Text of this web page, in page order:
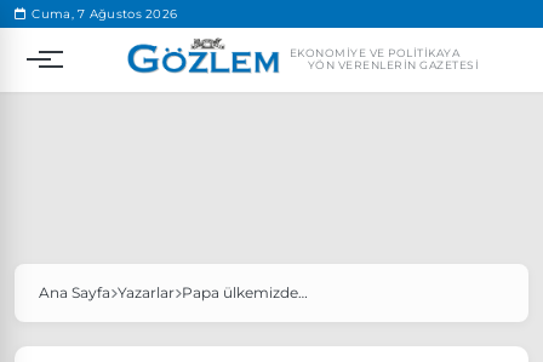
Cuma, 7 Ağustos 2026
EKONOMIYE VE POLITIKAYA
YÖN VERENLERIN GAZETESI
Popüler Aramalar
Ana Sayfa Yazarlar Papa ülkemizde…